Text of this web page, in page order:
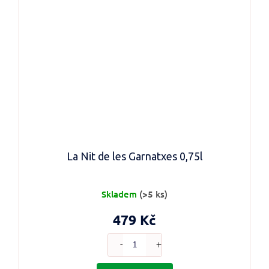
La Nit de les Garnatxes 0,75l
479 Kč
Skladem (>5 ks)